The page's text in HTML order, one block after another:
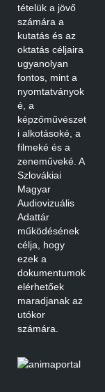
tételük a jövő
számára a
kutatás és az
oktatás céljaira
ugyanolyan
fontos, mint a
nyomtatványok
é, a
képzőművészet
i alkotásoké, a
filmeké és a
zeneműveké. A
Szlovákiai
Magyar
Audiovizuális
Adattár
működésének
célja, hogy
ezek a
dokumentumok
elérhetőek
maradjanak az
utókor
számára.